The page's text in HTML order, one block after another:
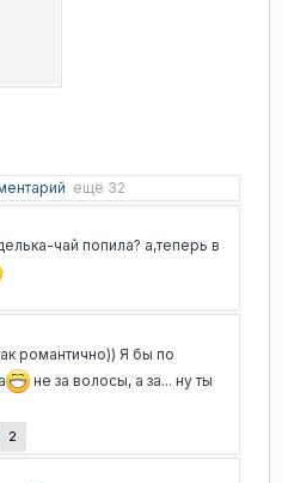
ещё 32
чай попила? а,теперь в
романтично)) Я бы по
не за волосы, а за... ну ты
2